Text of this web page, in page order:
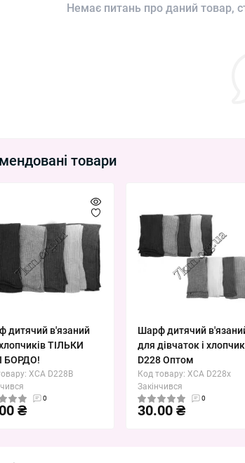
Немає питань про даний товар,
товари
дитячий в'язаний
ТІЛЬКИ
БОРДО!
XCA D228B
0
₴
Шарф дитячий
для дівчаток і
D228 Оптом
Код товару: XCA D228x
Закінчився
0
30.00 ₴